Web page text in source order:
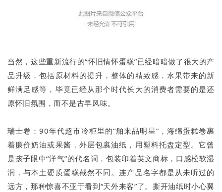
当然，这些重新流行的“怀旧情怀蛋糕”已经暗暗做了很大的产
品升级，包括原材料的提升，整体的精致感，水果带来的新
鲜满足感等，毕竟已经从那个时代长大的消费者需要的是还
原怀旧氛围，而不是古早风味。
瑞士卷：90年代超市冷柜里的“舶来品明星”，海绵蛋糕卷裹
着廉价奶油或果酱，外层包裹油纸，用塑料托盘定型。它曾
是孩子眼中“洋气”的代名词，包装印着英文商标，口感松软湿
润，与本土硬质蛋糕截然不同。连产品名字都是从未听过的
远方，那种惊喜不亚于看到“天外来客”了。撕开油纸时小心翼